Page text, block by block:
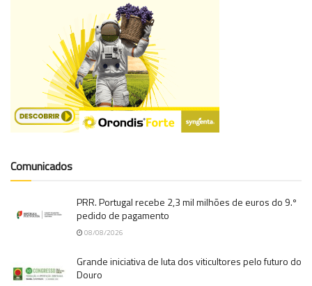
Comunicados
PRR. Portugal recebe 2,3 mil milhões de euros do 9.º
pedido de pagamento
08/08/2026
Grande iniciativa de luta dos viticultores pelo futuro do
Douro